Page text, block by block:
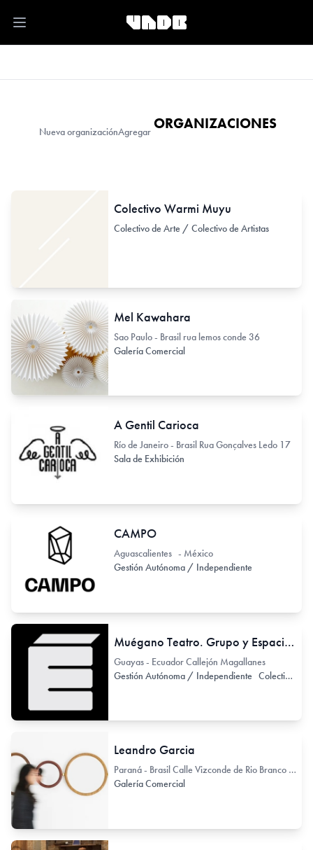
Open main menu
Nueva organizaciónAgregar ORGANIZACIONES
Colectivo Warmi Muyu
Colectivo de Arte / Colectivo de Artistas
Mel Kawahara
Sao Paulo - Brasil rua lemos conde 36
Galería Comercial
A Gentil Carioca
Río de Janeiro - Brasil Rua Gonçalves Ledo 17
Sala de Exhibición
CAMPO
Aguascalientes - México
Gestión Autónoma / Independiente
Muégano Teatro. Grupo y Espacio de Teatro independiente
Guayas - Ecuador Callejón Magallanes
Gestión Autónoma / Independiente Colectivo de Arte / Colectivo de Artistas
Leandro Garcia
Paraná - Brasil Calle Vizconde de Rio Branco 1488
Galería Comercial